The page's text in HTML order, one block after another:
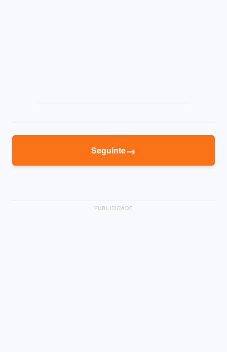
Seguinte→
PUBLICIDADE